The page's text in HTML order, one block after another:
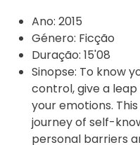
Ano: 2015
Género: Ficção
Duração: 15'08
Sinopse: To know
control, give a
your emotions.
journey of self-
personal barriers